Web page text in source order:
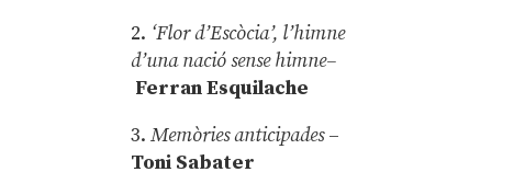
2. ‘Flor d’Escòcia’, l’himne
d’una nació sense himne–
Ferran Esquilache
3.Memòries anticipades–
Toni Sabater